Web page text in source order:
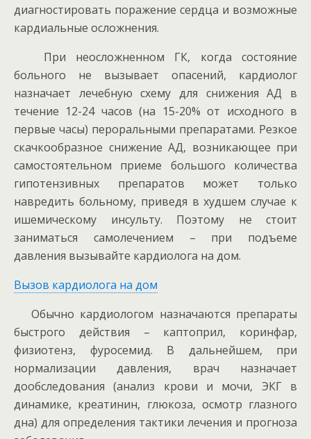
диагностировать поражение сердца и возможные
кардиальные осложнения.
При неосложненном ГК, когда состояние
больного не вызывает опасений, кардиолог
назначает лечебную схему для снижения АД в
течение 12-24 часов (на 15-20% от исходного в
первые часы) пероральными препаратами. Резкое
скачкообразное снижение АД, возникающее при
самостоятельном приеме большого количества
гипотензивных препаратов может только
навредить больному, приведя в худшем случае к
ишемическому инсульту. Поэтому не стоит
заниматься самолечением – при подъеме
давления вызывайте кардиолога на дом.
Вызов кардиолога на дом
Обычно кардиологом назначаются препараты
быстрого действия – каптоприл, коринфар,
физиотенз, фуросемид. В дальнейшем, при
нормализации давления, врач назначает
дообследования (анализ крови и мочи, ЭКГ в
динамике, креатинин, глюкоза, осмотр глазного
дна) для определения тактики лечения и прогноза